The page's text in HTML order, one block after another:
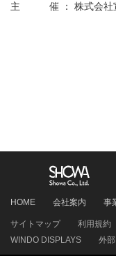
主 催 ： 株式会社
HOME 会社案内 事
サイトマップ 利用規約
WINDO DISPLAYS
外